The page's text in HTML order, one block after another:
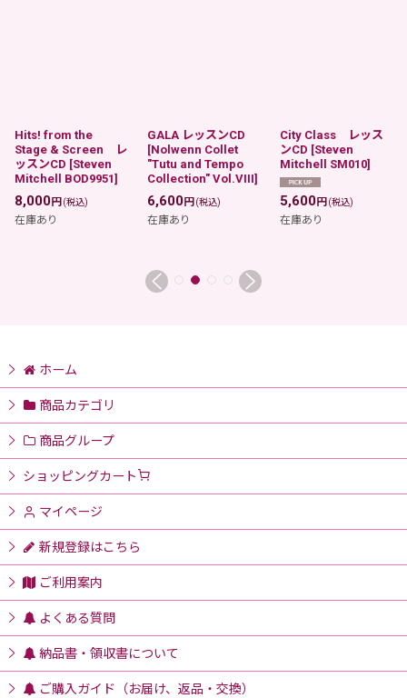
Hits! from the
Stage & Screen レ
ッスンCD [Steven
Mitchell BOD9951]
8,000円(税込)
在庫あり
GALA レッスンCD
[Nolwenn Collet
"Tutu and Tempo
Collection" Vol.VIII]
6,600円(税込)
在庫あり
City Class レッス
ンCD [Steven
Mitchell SM010]
5,600円(税込)
在庫あり
ホーム
商品カテゴリ
商品グループ
ショッピングカート
マイページ
新規登録はこちら
ご利用案内
よくある質問
納品書・領収書について
ご購入ガイド（お届け、返品・交換）